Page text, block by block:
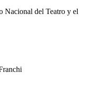
Nacional del Teatro y el